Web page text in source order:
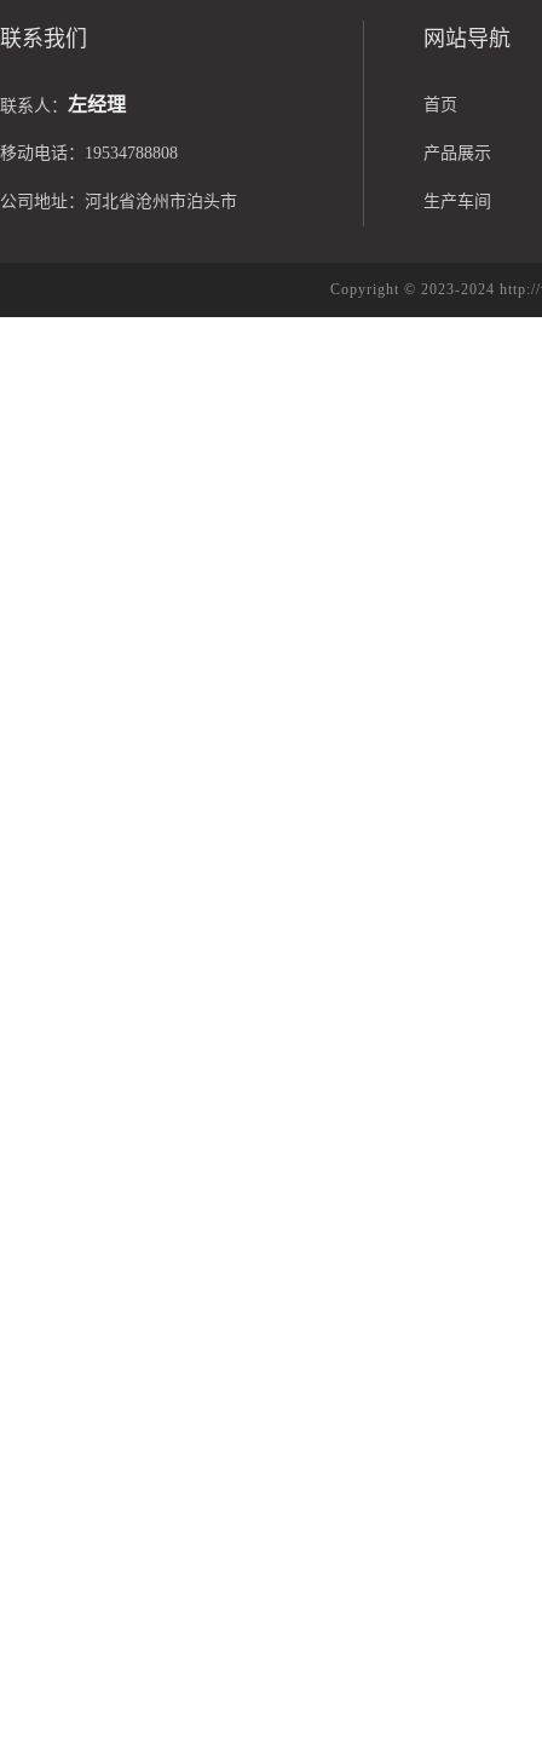
联系我们
联系人： 左经理
移动电话：19534788808
公司地址：河北省沧州市泊头市
网站导航
首页
产品展示
生产车间
Copyright © 2023-2024